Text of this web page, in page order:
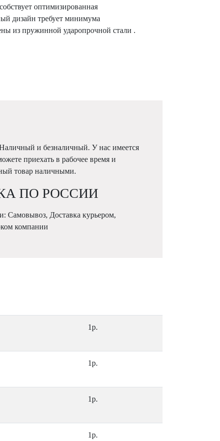
оптимизированная
дизайн требует минимума
из пружинной ударопрочной стали .
и безналичный. У нас имеется
приехать в рабочее время и
товар наличными.
ПО РОССИИ
Самовывоз, Доставка курьером,
компании
1р.
1р.
1р.
1р.